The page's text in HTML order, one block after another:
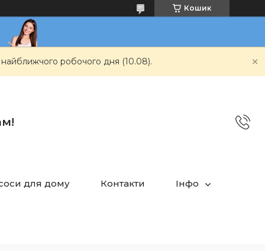
Кошик
робочого дня (10.08).
для дому Контакти Інфо